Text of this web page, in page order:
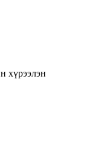
хүрээлэн